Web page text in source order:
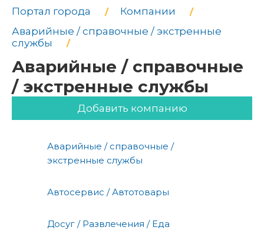
Портал города
Компании
Аварийные / справочные / экстренные
службы
Аварийные / справочные
/ экстренные службы
Добавить компанию
Аварийные / справочные /
экстренные службы
Автосервис / Автотовары
Досуг / Развлечения / Еда